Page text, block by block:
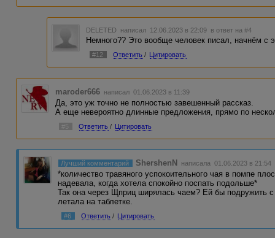
DELETED написал 12.06.2023 в 22:09 в ответ на #4
Немного?? Это вообще человек писал, начнём с
#12 Ответить / Цитировать
maroder666 написал 01.06.2023 в 11:39
Да, это уж точно не полностью завешенный рассказ.
А еще невероятно длинные предложения, прямо по
#5 Ответить / Цитировать
Лучший комментарий ShershenN написала 01.06.2023 в 21:54
*количество травяного успокоительного чая в помпе
надевала, когда хотела спокойно поспать подольше*
Так она через Щприц ширялась чаем? Ей бы подружить с
летала на таблетке.
#6 Ответить / Цитировать